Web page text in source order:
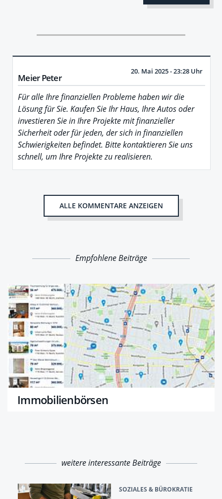
Meier Peter
20. Mai 2025 - 23:28 Uhr
Für alle Ihre finanziellen Probleme haben wir die
Lösung für Sie. Kaufen Sie Ihr Haus, Ihre Autos oder
investieren Sie in Ihre Projekte mit finanzieller
Sicherheit oder für jeden, der sich in finanziellen
Schwierigkeiten befindet. Bitte kontaktieren Sie uns
schnell, um Ihre Projekte zu realisieren.
ALLE KOMMENTARE ANZEIGEN
Empfohlene Beiträge
Immobilienbörsen
weitere interessante Beiträge
SOZIALES & BÜROKRATIE